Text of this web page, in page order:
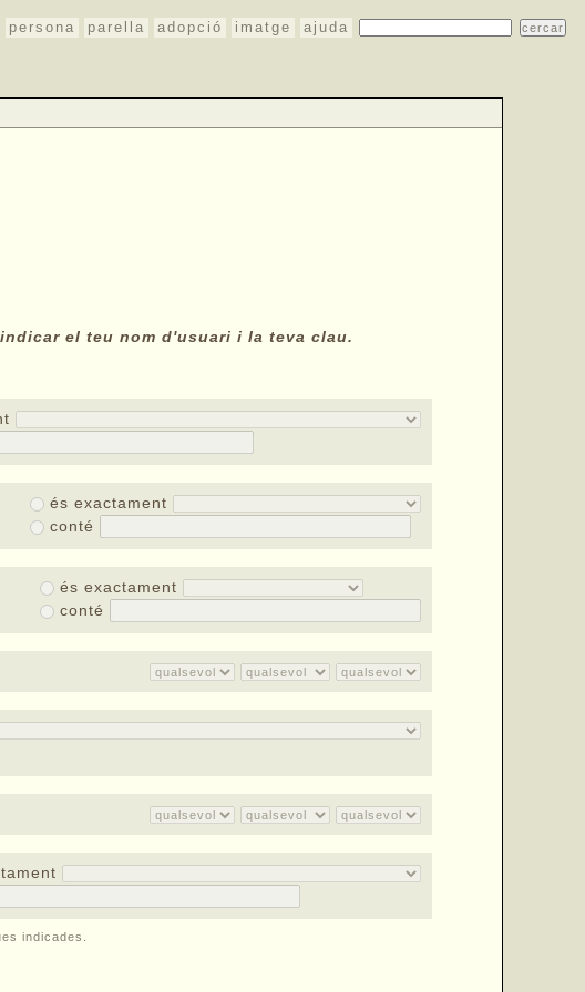
persona parella adopció imatge ajuda
el teu nom d'usuari i la teva clau.
és exactament
conté
és exactament
conté
indicades.